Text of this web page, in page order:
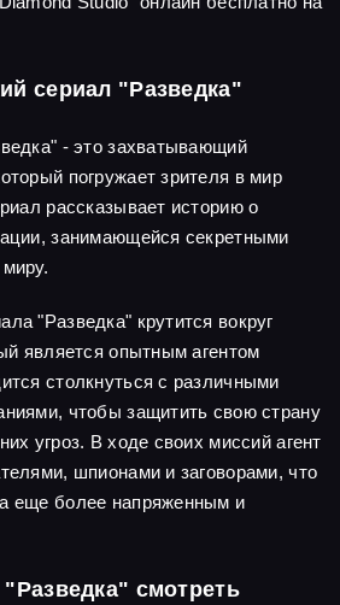
сериал "Разведка"
- это захватывающий
погружает зрителя в мир
рассказывает историю о
занимающейся секретными
"Разведка" крутится вокруг
является опытным агентом
столкнуться с различными
чтобы защитить свою страну
угроз. В ходе своих миссий агент
шпионами и заговорами, что
еще более напряженным и
смотреть